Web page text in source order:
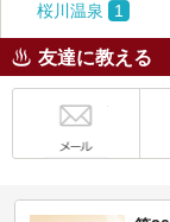
桜川温泉 1
友達に教える